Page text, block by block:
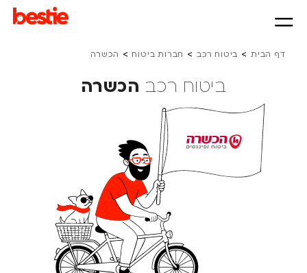
דף הבית > ביטוח רכב > חברות ביטוח > הכשרה
ביטוח רכב הכשרה